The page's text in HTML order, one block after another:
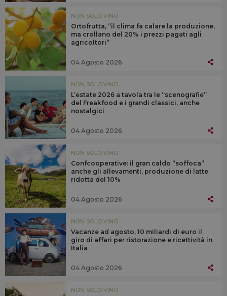
NON SOLO VINO
Ortofrutta, “il clima fa calare la produzione,
ma crollano del 20% i prezzi pagati agli
agricoltori”
04 Agosto 2026
NON SOLO VINO
L’estate 2026 a tavola tra le “scenografie”
del Freakfood e i grandi classici, anche
nostalgici
04 Agosto 2026
NON SOLO VINO
Confcooperative: il gran caldo “soffoca”
anche gli allevamenti, produzione di latte
ridotta del 10%
04 Agosto 2026
NON SOLO VINO
Vacanze ad agosto, 10 miliardi di euro il
giro di affari per ristorazione e ricettività in
Italia
04 Agosto 2026
NON SOLO VINO